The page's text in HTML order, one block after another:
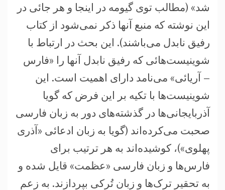
شد» (مطالب توی گیومه در اینجا و هر جائی در
این نوشته که منبع آنها ذکر نمی‌شود از کتاب
رفیق نابدل می‌باشند). این بحث در ارتباط با
شوینیست‌هائی که رفیق نابدل آنها را «فارس
– آریائی» می‌نامد دارای اهمیت است. این
شوینیست‌ها با تکیه بر این فرض که گویا
آذربایجانی‌ها در گذشته‌های دور به زبان فارسی
صحبت می‌کرده‌اند (گویا به زبان ادعائی «آذری
پهلوی»)، کوشیده‌اند به هر ترتیب برای
فارس‌ها و زبان فارسی «عظمت» قایل شده و
به تحقیر ترک‌ها و زبان تُرکی بپردازند. به زعم